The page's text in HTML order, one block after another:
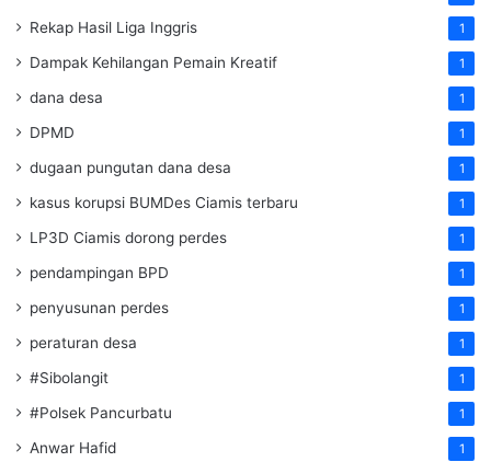
Rekap Hasil Liga Inggris 1
Dampak Kehilangan Pemain Kreatif 1
dana desa 1
DPMD 1
dugaan pungutan dana desa 1
kasus korupsi BUMDes Ciamis terbaru 1
LP3D Ciamis dorong perdes 1
pendampingan BPD 1
penyusunan perdes 1
peraturan desa 1
#Sibolangit 1
#Polsek Pancurbatu 1
Anwar Hafid 1